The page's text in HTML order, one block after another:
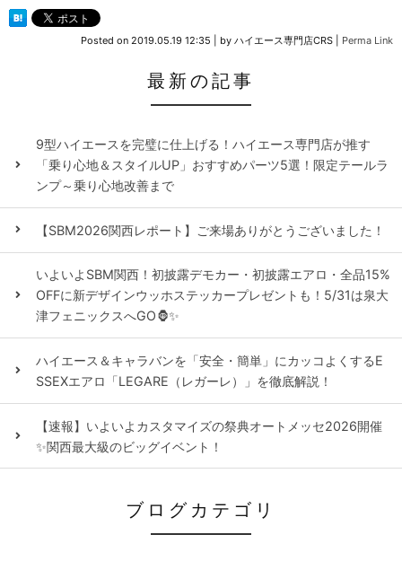
Posted on 2019.05.19 12:35 by ハイエース専門店CRS Perma Link
最新の記事
9型ハイエースを完璧に仕上げる！ハイエース専門店が推す
「乗り心地＆スタイルUP」おすすめパーツ5選！限定テールラ
ンプ～乗り心地改善まで
【SBM2026関西レポート】ご来場ありがとうございました！
いよいよSBM関西！初披露デモカー・初披露エアロ・全品15%
OFFに新デザインウッホステッカープレゼントも！5/31は泉大
津フェニックスへGO🦍✨
ハイエース＆キャラバンを「安全・簡単」にカッコよくするE
SSEXエアロ「LEGARE（レガーレ）」を徹底解説！
【速報】いよいよカスタマイズの祭典オートメッセ2026開催
✨関西最大級のビッグイベント！
ブログカテゴリ